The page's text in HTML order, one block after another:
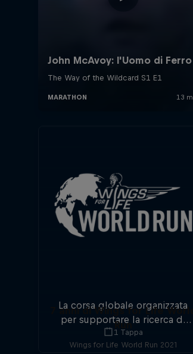
La corsa globale organizzata
per supportare la ricerca di
una cura alle lesioni al midollo
spinale torna per un'altra
1 Tappa
7 anni di Wings for Life World
Run
Wings for Life World Run 2021